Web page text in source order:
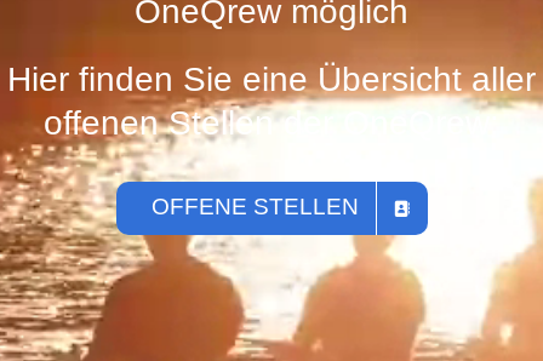
Unternehmen
Service
OneQrew möglich
Hier finden Sie eine Übersicht aller
offenen Stellen der OneQrew:
OFFENE STELLEN